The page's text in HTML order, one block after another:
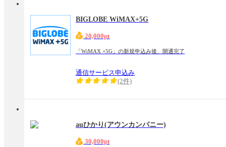
BIGLOBE WiMAX+5G
20,000pt
「WiMAX +5G」の新規申込み後、開通完了
通信サービス申込み
(2件)
auひかり(アウンカンパニー)
30,000pt